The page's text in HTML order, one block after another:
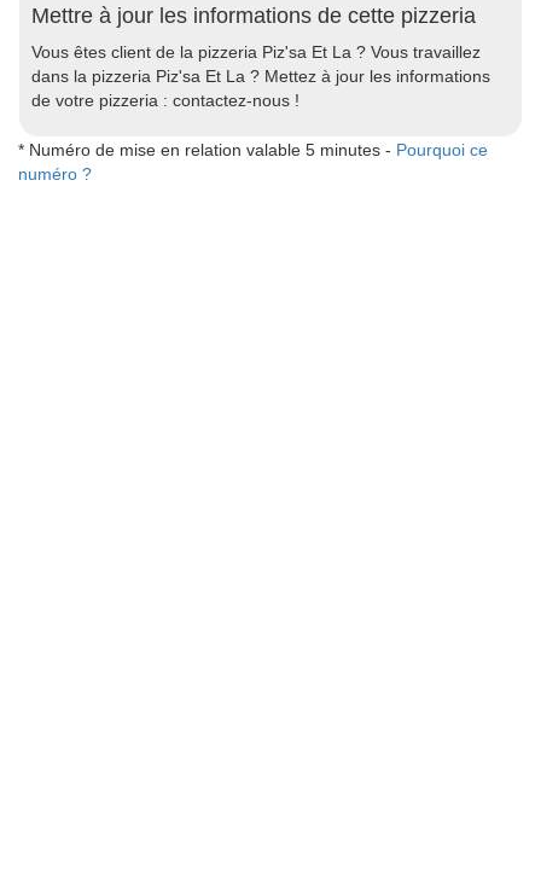
Mettre à jour les informations de cette pizzeria
Vous êtes client de la pizzeria Piz'sa Et La ? Vous travaillez
dans la pizzeria Piz'sa Et La ? Mettez à jour les informations
de votre pizzeria : contactez-nous !
* Numéro de mise en relation valable 5 minutes - Pourquoi ce
numéro ?